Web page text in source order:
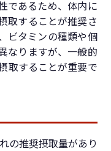
であるため、体内に
取することが推奨さ
ビタミンの種類や個
なりますが、一般的
取することが重要で
の推奨摂取量があり